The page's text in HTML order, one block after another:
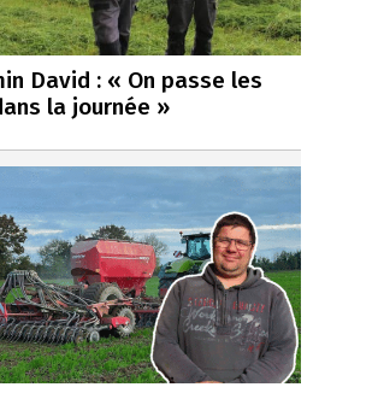
David : « On passe les
la journée »